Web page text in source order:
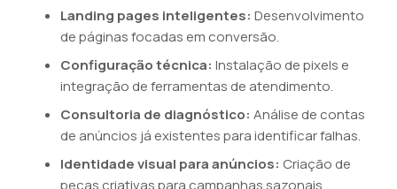
Landing pages inteligentes: Desenvolvimento
de páginas focadas em conversão.
Configuração técnica: Instalação de pixels e
integração de ferramentas de atendimento.
Consultoria de diagnóstico: Análise de contas
de anúncios já existentes para identificar falhas.
Identidade visual para anúncios: Criação de
peças criativas para campanhas sazonais.